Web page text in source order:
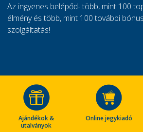
Az ingyenes belépőd- több, mint 100
élmény és több, mint 100 további
szolgáltatás!
Ajándékok &
utalványok
Online jegykiadó